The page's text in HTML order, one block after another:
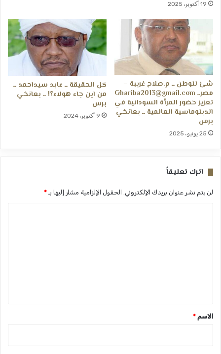
19 أكتوبر، 2025
شئ للوطن ــ م.صلاح غريبة –
مصرــ Ghariba2013@gmail.com
تعزيز حضور المرأة السودانية في
الدبلوماسية العالمية ــ بعانخي
برس
25 يونيو، 2025
كل الحقيقة ــ عابد سيداحمد ــ
من اين جاء هولاء؟! ــ بعانخي
برس
9 أكتوبر، 2024
اترك تعليقاً
لن يتم نشر عنوان بريدك الإلكتروني. الحقول الإلزامية مشار إليها بـ *
*الاسم *